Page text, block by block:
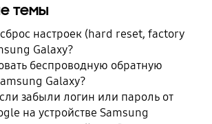
темы
настроек (hard reset, factory
Galaxy?
беспроводную обратную
Galaxy?
забыли логин или пароль от
на устройстве Samsung